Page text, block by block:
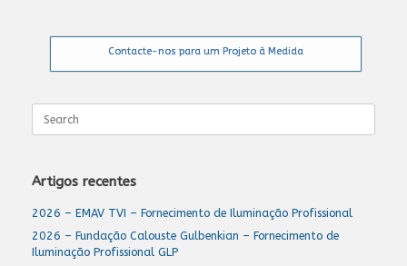
Contacte-nos para um Projeto à Medida
Search
for:
Artigos recentes
2026 – EMAV TVI – Fornecimento de Iluminação Profissional
2026 – Fundação Calouste Gulbenkian – Fornecimento de
Iluminação Profissional GLP